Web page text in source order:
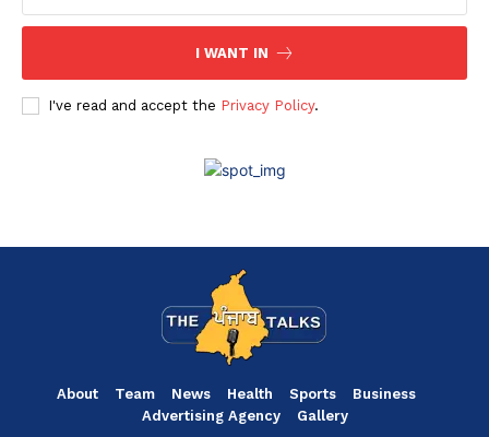
I WANT IN
I've read and accept the Privacy Policy.
About Team News Health Sports
Business
Advertising Agency
Gallery